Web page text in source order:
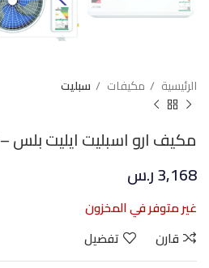
الرئيسية مكيفات سبليت
مكيف ارو اسبليت ايليت بلس – 30 الف وحده – بارد
3,168ر.س
غير متوفر في المخزون
قارن
تفضيل